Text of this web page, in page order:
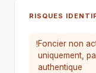
RISQUES
!Foncier non
uniquement,
authentique